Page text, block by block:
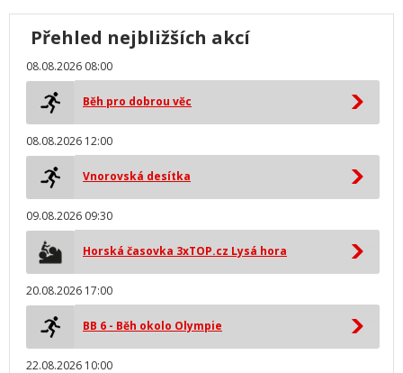
Přehled nejbližších akcí
08.08.2026 08:00
Běh pro dobrou věc
08.08.2026 12:00
Vnorovská desítka
09.08.2026 09:30
Horská časovka 3xTOP.cz Lysá hora
20.08.2026 17:00
BB 6 - Běh okolo Olympie
22.08.2026 10:00